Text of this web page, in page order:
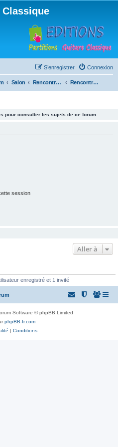
Connexion
S’enregistrer
Salon Rencontres musicales Rencontres Souillac
pour consulter les sujets de ce forum.
session
Aller à
enregistré et 1 invité
Software © phpBB Limited
phpBB-fr.com
| Conditions